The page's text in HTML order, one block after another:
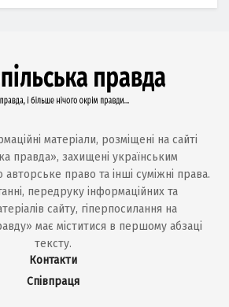
матеріали, розміщені на сайті
правда», захищені українським
право та інші суміжні права.
передруку інформаційних та
сайту, гіперпосилання на
має міститися в першому абзаці
тексту.
Контакти
Співпраця